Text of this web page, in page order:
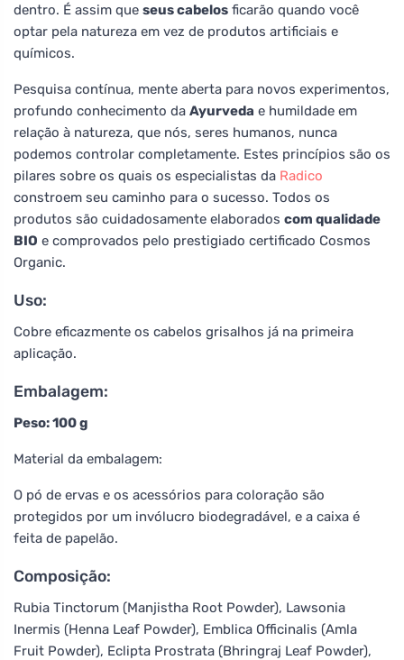
dentro. É assim que seus cabelos ficarão quando você
optar pela natureza em vez de produtos artificiais e
químicos.
Pesquisa contínua, mente aberta para novos experimentos,
profundo conhecimento da Ayurveda e humildade em
relação à natureza, que nós, seres humanos, nunca
podemos controlar completamente. Estes princípios são os
pilares sobre os quais os especialistas da Radico
constroem seu caminho para o sucesso. Todos os
produtos são cuidadosamente elaborados com qualidade
BIO e comprovados pelo prestigiado certificado Cosmos
Organic.
Uso:
Cobre eficazmente os cabelos grisalhos já na primeira
aplicação.
Embalagem:
Peso: 100 g
Material da embalagem:
O pó de ervas e os acessórios para coloração são
protegidos por um invólucro biodegradável, e a caixa é
feita de papelão.
Composição:
Rubia Tinctorum (Manjistha Root Powder), Lawsonia
Inermis (Henna Leaf Powder), Emblica Officinalis (Amla
Fruit Powder), Eclipta Prostrata (Bhringraj Leaf Powder),